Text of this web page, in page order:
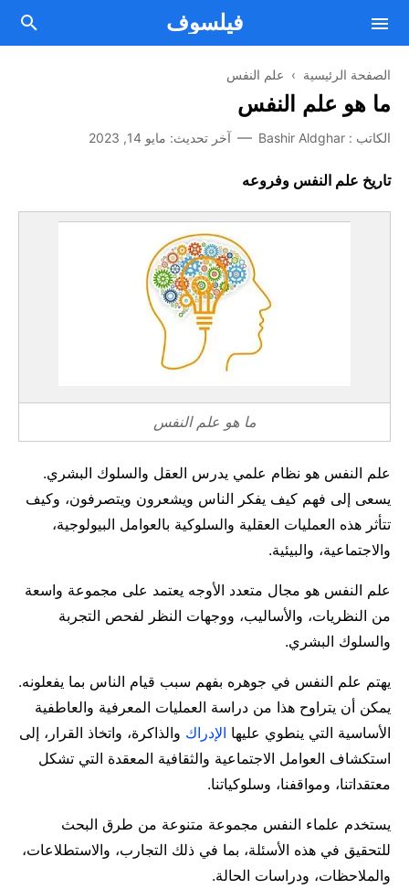
فيلسوف
مقالات فلسفية
علم النفس
الصحة العقلية والنفسية
Facebook
Twitter
من نحن
الصفحة الرئيسية › علم النفس
ما هو علم النفس
الكاتب : Bashir Aldghar آخر تحديث: مايو 14, 2023
تاريخ علم النفس وفروعه
ما هو علم النفس
علم النفس هو نظام علمي يدرس العقل والسلوك البشري.
يسعى إلى فهم كيف يفكر الناس ويشعرون ويتصرفون، وكيف
تتأثر هذه العمليات العقلية والسلوكية بالعوامل البيولوجية،
والاجتماعية، والبيئية.
علم النفس هو مجال متعدد الأوجه يعتمد على مجموعة واسعة
من النظريات، والأساليب، ووجهات النظر لفحص التجربة
والسلوك البشري.
يهتم علم النفس في جوهره بفهم سبب قيام الناس بما يفعلونه.
يمكن أن يتراوح هذا من دراسة العمليات المعرفية والعاطفية
الأساسية التي ينطوي عليها الإدراك والذاكرة، واتخاذ القرار، إلى
استكشاف العوامل الاجتماعية والثقافية المعقدة التي تشكل
معتقداتنا، ومواقفنا، وسلوكياتنا.
يستخدم علماء النفس مجموعة متنوعة من طرق البحث
للتحقيق في هذه الأسئلة، بما في ذلك التجارب، والاستطلاعات،
والملاحظات، ودراسات الحالة.